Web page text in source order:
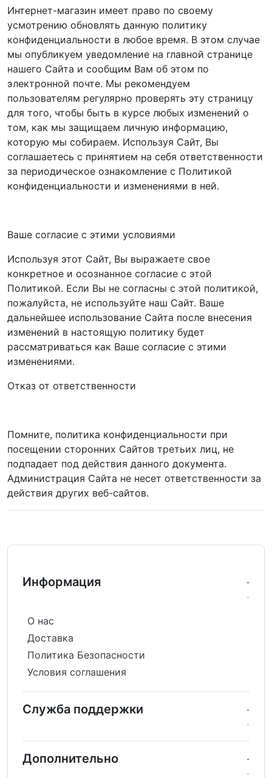
Интернет-магазин имеет право по своему
усмотрению обновлять данную политику
конфиденциальности в любое время. В этом случае
мы опубликуем уведомление на главной странице
нашего Сайта и сообщим Вам об этом по
электронной почте. Мы рекомендуем
пользователям регулярно проверять эту страницу
для того, чтобы быть в курсе любых изменений о
том, как мы защищаем личную информацию,
которую мы собираем. Используя Сайт, Вы
соглашаетесь с принятием на себя ответственности
за периодическое ознакомление с Политикой
конфиденциальности и изменениями в ней.
Ваше согласие с этими условиями
Используя этот Сайт, Вы выражаете свое
конкретное и осознанное согласие с этой
Политикой. Если Вы не согласны с этой политикой,
пожалуйста, не используйте наш Сайт. Ваше
дальнейшее использование Сайта после внесения
изменений в настоящую политику будет
рассматриваться как Ваше согласие с этими
изменениями.
Отказ от ответственности
Помните, политика конфиденциальности при
посещении сторонних Сайтов третьих лиц, не
подпадает под действия данного документа.
Администрация Сайта не несет ответственности за
действия других веб-сайтов.
Информация
О нас
Доставка
Политика Безопасности
Условия соглашения
Служба поддержки
Дополнительно